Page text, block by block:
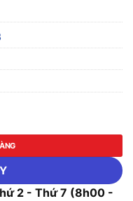
(Đôi) số lượng
2 - Thứ 7 (8h00 -